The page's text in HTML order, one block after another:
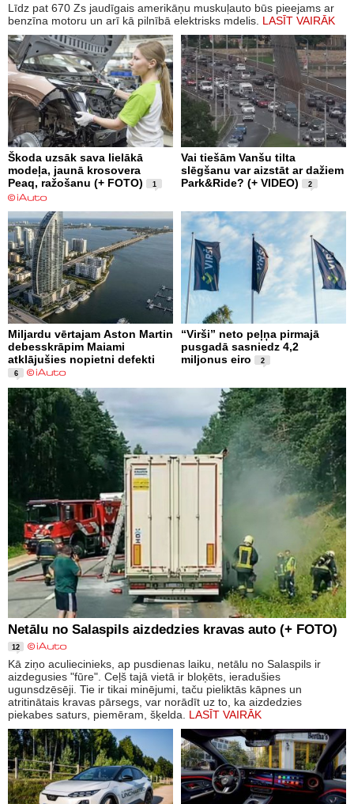
Līdz pat 670 Zs jaudīgais amerikāņu muskuļauto būs pieejams ar
benzīna motoru un arī kā pilnībā elektrisks mdelis. LASĪT VAIRĀK
Škoda uzsāk sava lielākā
modeļa, jaunā krosovera
Peaq, ražošanu (+ FOTO)
1
Vai tiešām Vanšu tilta
slēgšanu var aizstāt ar dažiem
Park&Ride? (+ VIDEO)
2
Miljardu vērtajam Aston Martin
debesskrāpim Maiami
atklājušies nopietni defekti
6
“Virši” neto peļņa pirmajā
pusgadā sasniedz 4,2
miljonus eiro
2
Netālu no Salaspils aizdedzies kravas auto (+ FOTO)
12
Kā ziņo aculiecinieks, ap pusdienas laiku, netālu no Salaspils ir
aizdegusies "fūre". Ceļš tajā vietā ir bloķēts, ieradušies
ugunsdzēsēji. Tie ir tikai minējumi, taču pieliktās kāpnes un
atritinātais kravas pārsegs, var norādīt uz to, ka aizdedzies
piekabes saturs, piemēram, šķelda. LASĪT VAIRĀK